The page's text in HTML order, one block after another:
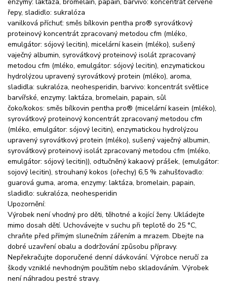
řepy, sladidlo: sukralóza
vanilková příchuť: směs bílkovin pentha pro® syrovátkový
proteinový koncentrát zpracovaný metodou cfm (mléko,
emulgátor: sójový lecitin), micelární kasein (mléko), sušený
vaječný albumin, syrovátkový proteinový isolát zpracovaný
metodou cfm (mléko, emulgátor: sójový lecitin), enzymatickou
hydrolýzou upravený syrovátkový protein (mléko), aroma,
sladidla: sukralóza, neohesperidin, barvivo: koncentrát světlice
barvířské, enzymy: laktáza, bromelain, papain, sůl
čoko/kokos: směs bílkovin pentha pro® (micelární kasein (mléko),
syrovátkový proteinový koncentrát zpracovaný metodou cfm
(mléko, emulgátor: sójový lecitin), enzymatickou hydrolýzou
upravený syrovátkový protein (mléko), sušený vaječný albumin,
syrovátkový proteinový isolát zpracovaný metodou cfm (mléko,
emulgátor: sójový lecitin)), odtučněný kakaový prášek, (emulgátor:
sojový lecitin), strouhaný kokos (ořechy) 6,5 % zahušťovadlo:
guarová guma, aroma, enzymy: laktáza, bromelain, papain,
sladidlo: sukralóza, neohesperidin
Upozornění:
Výrobek není vhodný pro děti, těhotné a kojící ženy. Ukládejte
mimo dosah dětí. Uchovávejte v suchu při teplotě do 25 °C,
chraňte před přímým slunečním zářením a mrazem. Dbejte na
dobré uzavření obalu a dodržování způsobu přípravy.
Nepřekračujte doporučené denní dávkování. Výrobce neručí za
škody vzniklé nevhodným použitím nebo skladováním. Výrobek
není náhradou pestré stravy.